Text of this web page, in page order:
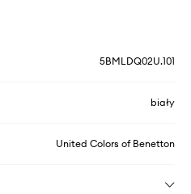
5BMLDQ02U.101
biały
United Colors of Benetton